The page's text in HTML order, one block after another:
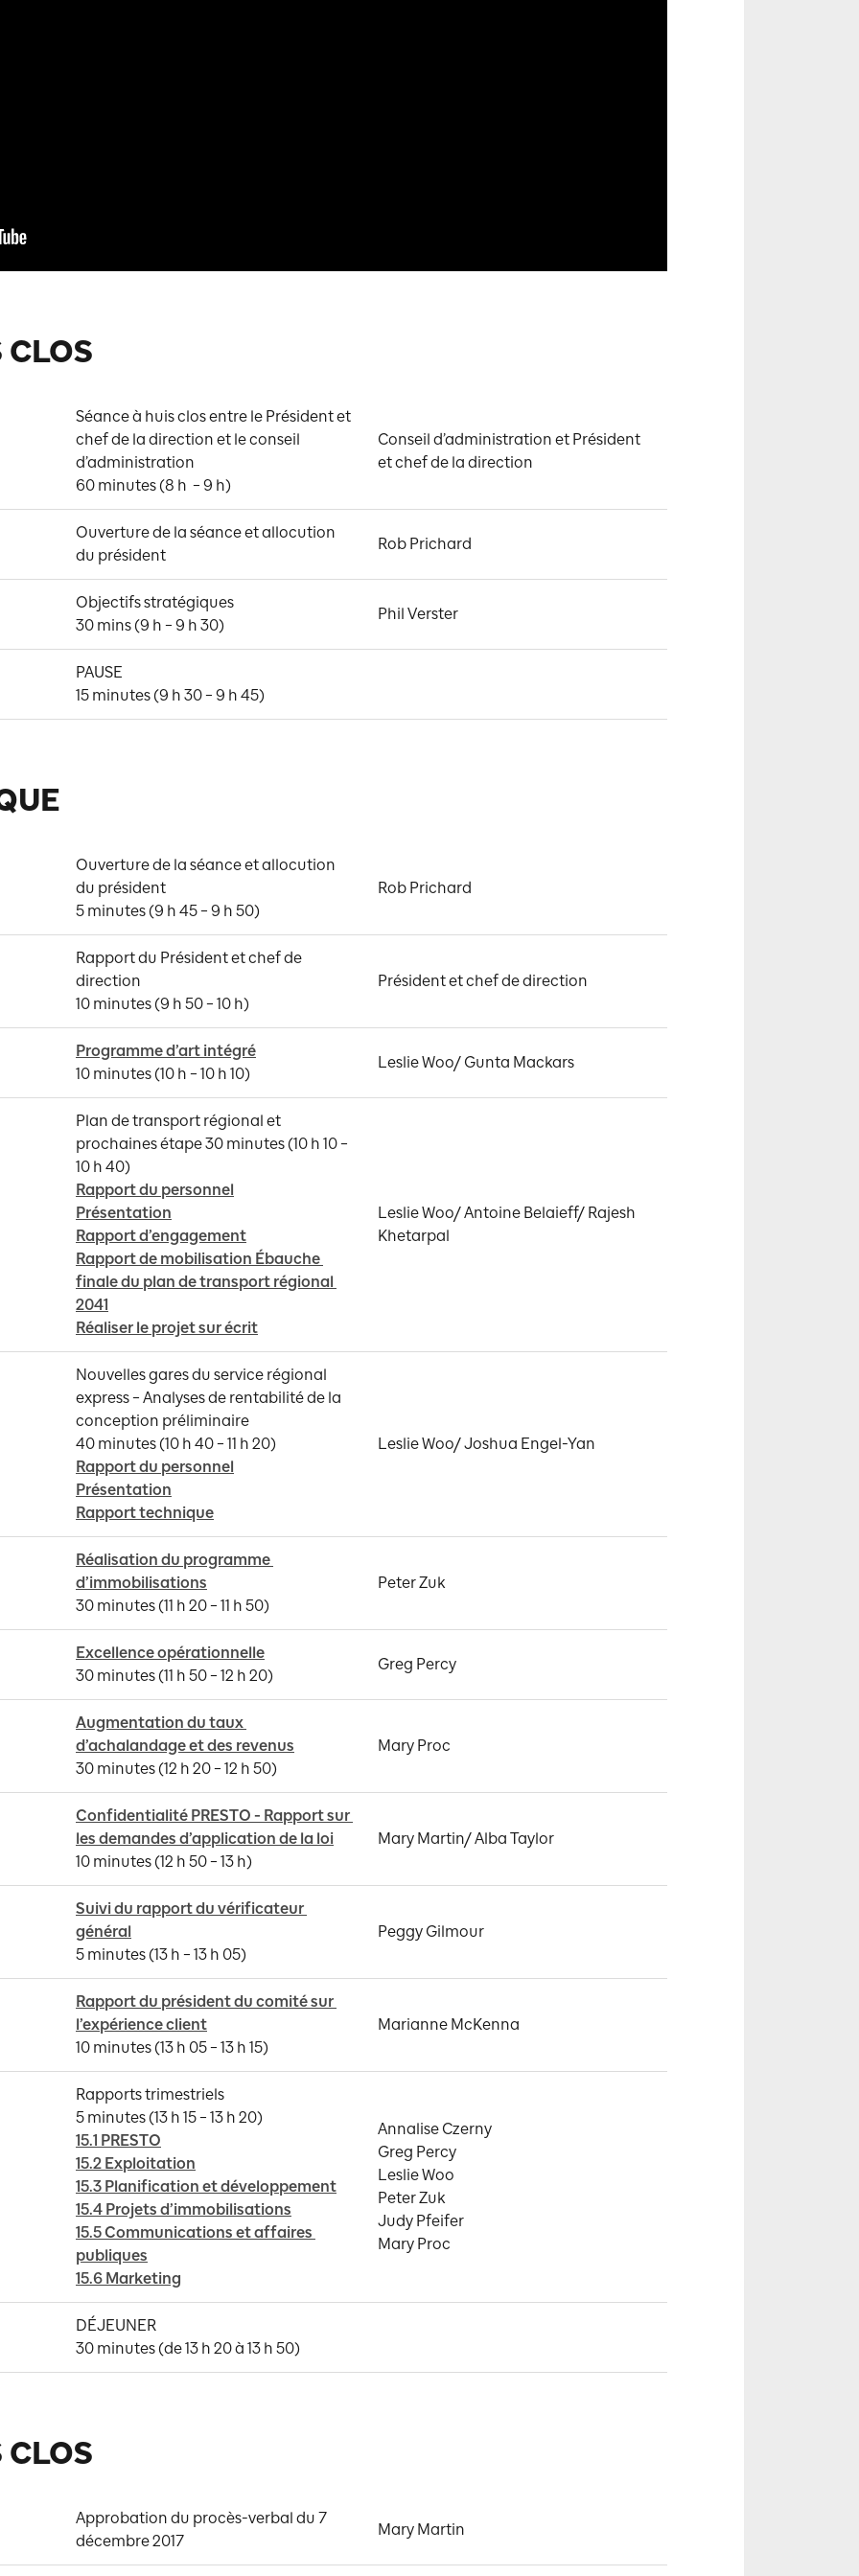
Séance à huis clos entre le Président et
chef de la direction et le conseil
d’administration
60 minutes (8 h  – 9 h)
Conseil d’administration et Président
et chef de la direction
Ouverture de la séance et allocution
du président
Rob Prichard
Objectifs stratégiques
30 mins (9 h – 9 h 30)
Phil Verster
PAUSE
15 minutes (9 h 30 – 9 h 45)
Ouverture de la séance et allocution
du président
5 minutes (9 h 45 – 9 h 50)
Rob Prichard
Rapport du Président et chef de
direction
10 minutes (9 h 50 – 10 h)
Président et chef de direction
Programme d’art intégré
10 minutes (10 h – 10 h 10)
Leslie Woo/ Gunta Mackars
Plan de transport régional et
prochaines étape 30 minutes (10 h 10 –
Rapport du personnel
Présentation
Rapport d’engagement
Rapport de mobilisation Ébauche
finale du plan de transport régional
2041
Réaliser le projet sur écrit
Leslie Woo/ Antoine Belaieff/ Rajesh
Khetarpal
Nouvelles gares du service régional
express – Analyses de rentabilité de la
conception préliminaire
Rapport du personnel
Présentation
Rapport technique
Leslie Woo/ Joshua Engel-Yan
Réalisation du programme
d’immobilisations
30 minutes (11 h 20 – 11 h 50)
Peter Zuk
Excellence opérationnelle
30 minutes (11 h 50 – 12 h 20)
Greg Percy
Augmentation du taux
d’achalandage et des revenus
30 minutes (12 h 20 – 12 h 50)
Mary Proc
Confidentialité PRESTO - Rapport sur
les demandes d’application de la loi
10 minutes (12 h 50 – 13 h)
Mary Martin/ Alba Taylor
Suivi du rapport du vérificateur
général
5 minutes (13 h – 13 h 05)
Peggy Gilmour
Rapport du président du comité sur
l’expérience client
10 minutes (13 h 05 – 13 h 15)
Marianne McKenna
Rapports trimestriels
15.1 PRESTO
15.2 Exploitation
15.3 Planification et développement
15.4 Projets d’immobilisations
15.5 Communications et affaires
publiques
15.6 Marketing
Annalise Czerny
Greg Percy
Leslie Woo
Peter Zuk
Judy Pfeifer
Mary Proc
DÉJEUNER
30 minutes (de 13 h 20 à 13 h 50)
Approbation du procès-verbal du 7
décembre 2017
Mary Martin